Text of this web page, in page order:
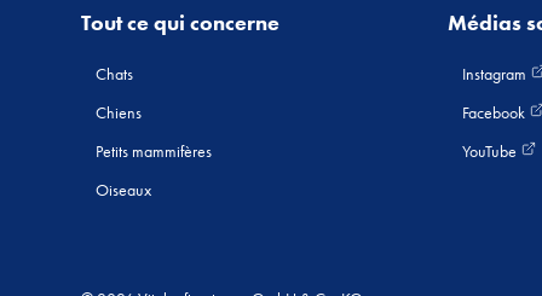
Tout ce qui concerne
Chats
Chiens
Petits mammifères
Oiseaux
Médias
Instagram
Facebook
YouTube